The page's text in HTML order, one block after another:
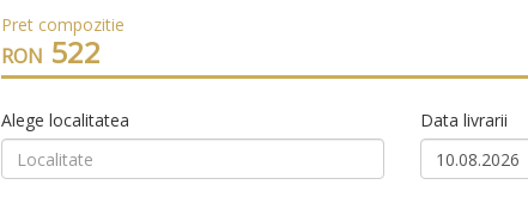
Pret compozitie
RON 522
Alege localitatea Data livrarii